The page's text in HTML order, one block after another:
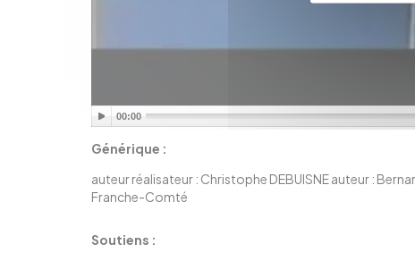
00:00
Générique :
auteur réalisateur : Christophe DEBUISNE auteur :
Franche-Comté
Soutiens :